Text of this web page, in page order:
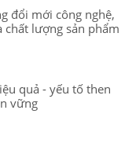
đổi mới công nghệ,
chất lượng sản phẩm
quả - yếu tố then
vững